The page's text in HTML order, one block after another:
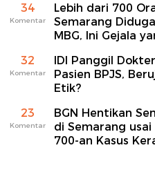
34
Komentar
Lebih dari 700
Semarang
MBG, Ini Gejala
32
Komentar
IDI Panggil
Pasien BPJS,
Etik?
23
Komentar
BGN Hentikan
di Semarang usai
700-an Kasus